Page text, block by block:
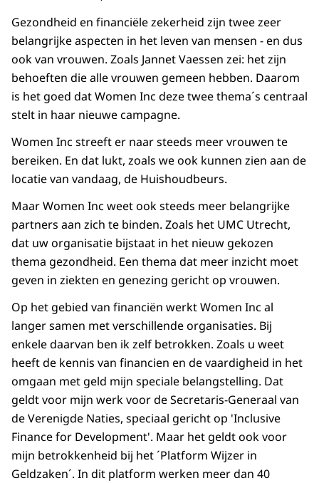
Gezondheid en financiële zekerheid zijn twee zeer
belangrijke aspecten in het leven van mensen - en dus
ook van vrouwen. Zoals Jannet Vaessen zei: het zijn
behoeften die alle vrouwen gemeen hebben. Daarom
is het goed dat Women Inc deze twee thema´s centraal
stelt in haar nieuwe campagne.
Women Inc streeft er naar steeds meer vrouwen te
bereiken. En dat lukt, zoals we ook kunnen zien aan de
locatie van vandaag, de Huishoudbeurs.
Maar Women Inc weet ook steeds meer belangrijke
partners aan zich te binden. Zoals het UMC Utrecht,
dat uw organisatie bijstaat in het nieuw gekozen
thema gezondheid. Een thema dat meer inzicht moet
geven in ziekten en genezing gericht op vrouwen.
Op het gebied van financiën werkt Women Inc al
langer samen met verschillende organisaties. Bij
enkele daarvan ben ik zelf betrokken. Zoals u weet
heeft de kennis van financien en de vaardigheid in het
omgaan met geld mijn speciale belangstelling. Dat
geldt voor mijn werk voor de Secretaris-Generaal van
de Verenigde Naties, speciaal gericht op 'Inclusive
Finance for Development'. Maar het geldt ook voor
mijn betrokkenheid bij het ´Platform Wijzer in
Geldzaken´. In dit platform werken meer dan 40